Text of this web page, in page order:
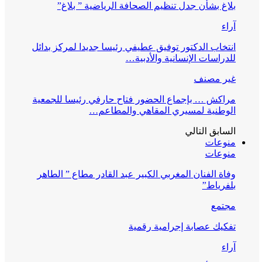
بلاغ بشأن جدل تنظيم الصحافة الرياضية ” بلاغ”
آراء
انتخاب الدكتور توفيق عطيفي رئيسا جديدا لمركز بدائل
للدراسات الإنسانية والأدبية…
غير مصنف
مراكش … بإجماع الحضور فتاح حارفي رئيسا للجمعية
الوطنية لمسيري المقاهي والمطاعم…
السابق التالي
منوعات
منوعات
وفاة الفنان المغربي الكبير عبد القادر مطاع ” الطاهر
بلفرياط”
مجتمع
تفكيك عصابة إجرامية رقمية
آراء